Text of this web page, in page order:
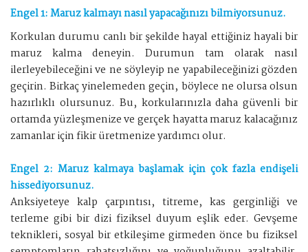
Engel 1: Maruz kalmayı nasıl yapacağınızı bilmiyorsunuz.
Korkulan durumu canlı bir şekilde hayal ettiğiniz hayali bir
maruz kalma deneyin. Durumun tam olarak nasıl
ilerleyebileceğini ve ne söyleyip ne yapabileceğinizi gözden
geçirin. Birkaç yinelemeden geçin, böylece ne olursa olsun
hazırlıklı olursunuz. Bu, korkularınızla daha güvenli bir
ortamda yüzleşmenize ve gerçek hayatta maruz kalacağınız
zamanlar için fikir üretmenize yardımcı olur.
Engel 2: Maruz kalmaya başlamak için çok fazla endişeli
hissediyorsunuz.
Anksiyeteye kalp çarpıntısı, titreme, kas gerginliği ve
terleme gibi bir dizi fiziksel duyum eşlik eder. Gevşeme
teknikleri, sosyal bir etkileşime girmeden önce bu fiziksel